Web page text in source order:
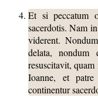
Et si peccatum
sacerdotis. Nam
viderent.
delata, nondum
resuscitavit,
Ioanne, et
continentur